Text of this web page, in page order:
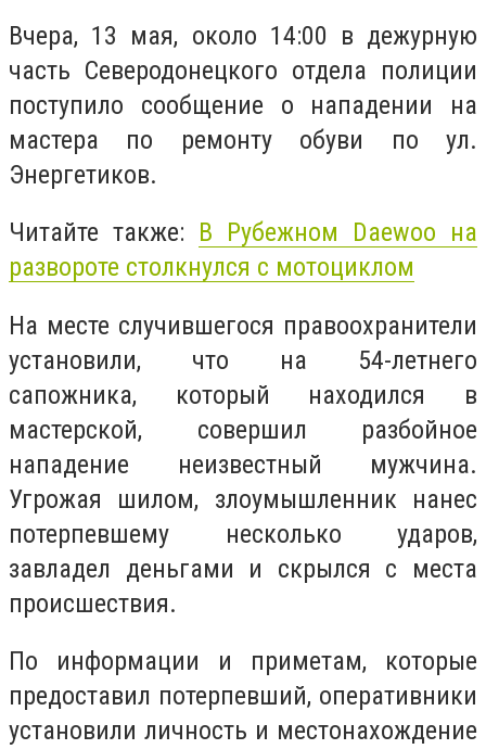
Вчера, 13 мая, около 14:00 в дежурную
часть Северодонецкого отдела полиции
поступило сообщение о нападении на
мастера по ремонту обуви по ул.
Энергетиков.
Читайте также: В Рубежном Daewoo на
развороте столкнулся с мотоциклом
На месте случившегося правоохранители
установили, что на 54-летнего
сапожника, который находился в
мастерской, совершил разбойное
нападение неизвестный мужчина.
Угрожая шилом, злоумышленник нанес
потерпевшему несколько ударов,
завладел деньгами и скрылся с места
происшествия.
По информации и приметам, которые
предоставил потерпевший, оперативники
установили личность и местонахождение